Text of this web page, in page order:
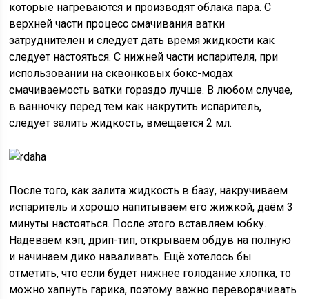
которые нагреваются и производят облака пара. С
верхней части процесс смачивания ватки
затруднителен и следует дать время жидкости как
следует настояться. С нижней части испарителя, при
использовании на сквонковых бокс-модах
смачиваемость ватки гораздо лучше. В любом случае,
в ванночку перед тем как накрутить испаритель,
следует залить жидкость, вмещается 2 мл.
После того, как залита жидкость в базу, накручиваем
испаритель и хорошо напитываем его жижкой, даём 3
минуты настояться. После этого вставляем юбку.
Надеваем кэп, дрип-тип, открываем обдув на полную
и начинаем дико наваливать. Ещё хотелось бы
отметить, что если будет нижнее голодание хлопка, то
можно хапнуть гарика, поэтому важно переворачивать